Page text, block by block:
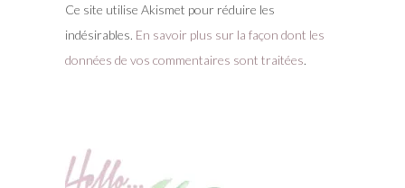
Ce site utilise Akismet pour réduire les
indésirables. En savoir plus sur la façon dont les
données de vos commentaires sont traitées.